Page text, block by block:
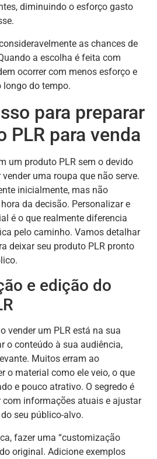
diminuindo o esforço gasto
as chances de
a escolha é feita com
ocorrer com menos esforço e
do tempo.
para preparar
PLR para venda
um produto PLR sem o devido
uma roupa que não serve.
inicialmente, mas não
da decisão. Personalizar e
é o que realmente diferencia
pelo caminho. Vamos detalhar
deixar seu produto PLR pronto
e edição do
vender um PLR está na sua
o conteúdo à sua audiência,
Muitos erram ao
o material como ele veio, o que
e pouco atrativo. O segredo é
com informações atuais e ajustar
seu público-alvo.
fazer uma “customização
original. Adicione exemplos